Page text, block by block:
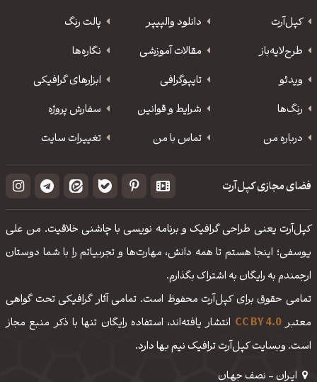
کپل‌آرت دانلود‌ والپیپر
پالت رنگ
طرح‌لایه‌باز
مقالات آموزشی
نگاره‌ها
ویدئو
‌تایپوگرافی
ابزارهای گرافیکی
رنگ‌ها
شرایط و قوانین
سفارش پروژه
درباره من
تماس با من تغییرات سایت
فضای مجازی کپل‌آرت
کپل‌آرت یعنی طراحی گرافیک و برنامه نویسی با چاشنی خلاقیت. من علی
یوسفی؛ اینجا هستم تا همه دانش، مهارت‌‌ها و تجربیاتم را با شما دوستان
ارجمندم به رایگان به اشتراک بگذارم.
تمامی حقوق برای کپل‌آرت محفوظ است. تمامی آثار گرافیکی تحت گواهی
معتبرCC BY 4.0 انتشار یافته‌اند، استفاده رایگان تنها با ذکر منبع مجاز
است. وبسایت کپل‌آرت ترافیک نیم بها دارد.
ایـران - نصف جهـان